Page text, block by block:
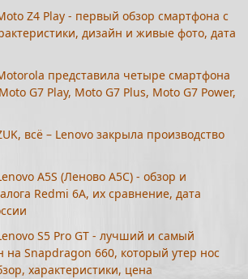
Z4 Play - первый обзор смартфона с
дизайн и живые фото, дата
представила четыре смартфона
G7 Play, Moto G7 Plus, Moto G7 Power,
всё – Lenovo закрыла производство
A5S (Леново А5С) - обзор и
Redmi 6A, их сравнение, дата
S5 Pro GT - лучший и самый
Snapdragon 660, который утер нос
характеристики, цена